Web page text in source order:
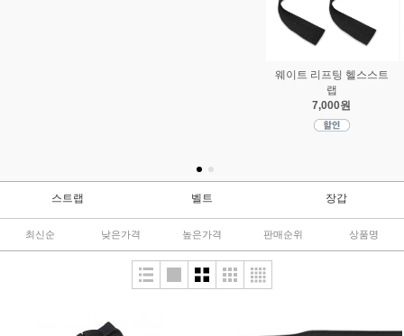
웨이트 리프팅 역도벨트
허리보호대 트레이닝
19,000원
스트랩 벨트 장갑
최신순 낮은가격 높은가격 판매순위 상품명